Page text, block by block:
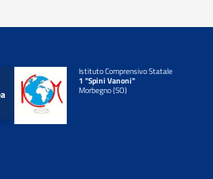
Istituto Comprensivo Statale
1 "Spini Vanoni"
Morbegno (SO)